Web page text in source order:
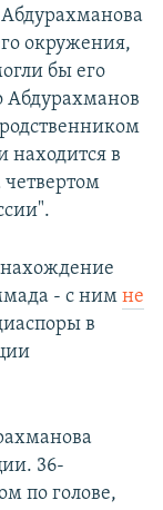
Абдурахманова
окружения,
бы его
Абдурахманов
находится в
четвертом
- с ним не
в
36-
по голове,